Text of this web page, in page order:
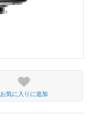
お気に入りに追加